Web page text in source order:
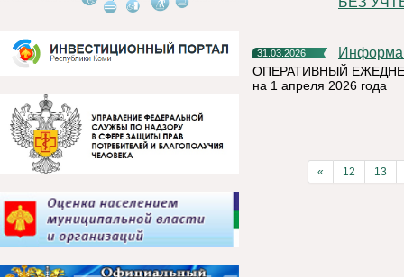
31.03.2026
ОПЕРАТИВНЫЙ
на 1 апреля 2026 года
« 12 13